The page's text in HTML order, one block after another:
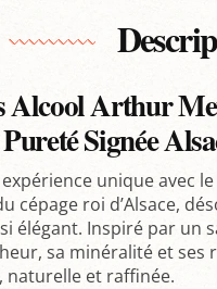
Alcool Arthur
Signée
unique avec
cépage roi d’Alsace,
élégant. Inspiré par un
sa minéralité et ses
naturelle et raffinée.